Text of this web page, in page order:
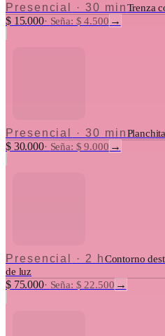
Presencial · 30 minTrenza
$ 15.000· Seña: $ 4.500 →
Presencial · 30 min
$ 30.000· Seña: $ 9.000 →
Presencial · 2 hContorno
de luz
$ 75.000· Seña: $ 22.500 →